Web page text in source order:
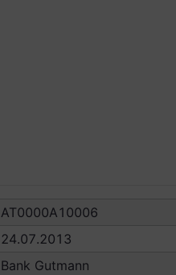
AT0000A10006
24.07.2013
Bank Gutmann